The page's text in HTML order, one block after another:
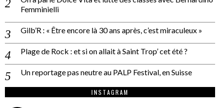
Femminielli
Gilb’R : « Être encore là 30 ans après, c’est miraculeux »
Plage de Rock : et si on allait à Saint Trop’ cet été ?
Un reportage pas neutre au PALP Festival, en Suisse
INSTAGRAM